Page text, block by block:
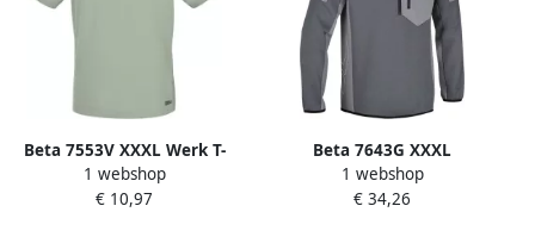
Beta 7553V XXXL Werk T-
Shirt | Saliegroen
075530606
1 webshop
€ 10,97
Beta 7643G XXXL
Sweatshirt | Korte Rits
076430006
1 webshop
€ 34,26